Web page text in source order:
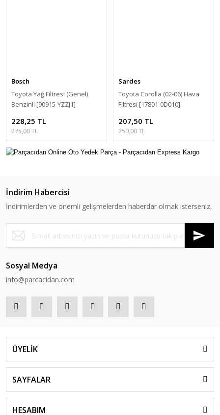
Bosch
Toyota Yağ Filtresi (Genel)
Benzinli [90915-YZZJ1]
228,25 TL
275,00 TL
Sardes
Toyota Corolla (02-06) Hava
Filtresi [17801-0D010]
207,50 TL
250,00 TL
İndirim Habercisi
İndirimlerden ve önemli gelişmelerden haberdar olmak isterseniz,
Sosyal Medya
info@parcacidan.com
ÜYELİK
SAYFALAR
HESABIM